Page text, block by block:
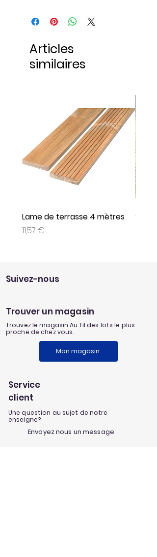
efficace, il est parfait pour des
moments conviviaux en extérieur.
Référence: 3700505900030
Articles
similaires
Lame de terrasse 4 mètres
Prix
11,57 €
Set
Suivez-nous
Trouver un magasin
Trouvez le magasin Au fil des lots le plus
proche de chez vous.
Mon magasin
Service
client
Une question au sujet de notre
enseigne?
Envoyez nous un message